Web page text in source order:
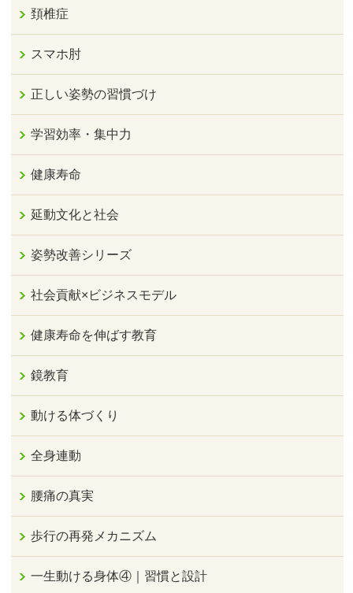
頚椎症
スマホ肘
正しい姿勢の習慣づけ
学習効率・集中力
健康寿命
延動文化と社会
姿勢改善シリーズ
社会貢献×ビジネスモデル
健康寿命を伸ばす教育
鏡教育
動ける体づくり
全身連動
腰痛の真実
歩行の再発メカニズム
一生動ける身体④｜習慣と設計